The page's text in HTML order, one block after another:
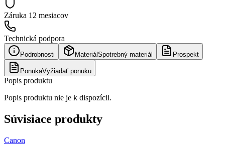
Záruka 12 mesiacov
Technická podpora
Podrobnosti Materiál Spotrebný materiál Prospekt
PonukaVyžiadať ponuku
Popis produktu
Popis produktu nie je k dispozícii.
Súvisiace produkty
Canon